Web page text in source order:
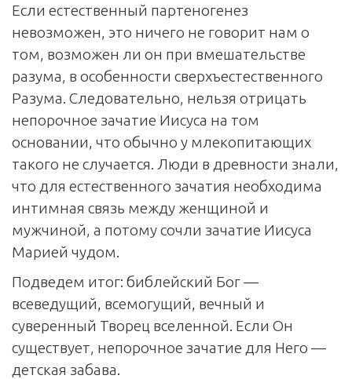
Если естественный партеногенез
невозможен, это ничего не говорит нам о
том, возможен ли он при вмешательстве
разума, в особенности сверхъестественного
Разума. Следовательно, нельзя отрицать
непорочное зачатие Иисуса на том
основании, что обычно у млекопитающих
такого не случается. Люди в древности знали,
что для естественного зачатия необходима
интимная связь между женщиной и
мужчиной, а потому сочли зачатие Иисуса
Марией чудом.
Подведем итог: библейский Бог —
всеведущий, всемогущий, вечный и
суверенный Творец вселенной. Если Он
существует, непорочное зачатие для Него —
детская забава.